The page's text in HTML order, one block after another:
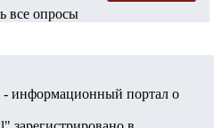
все опросы
- информационный портал о